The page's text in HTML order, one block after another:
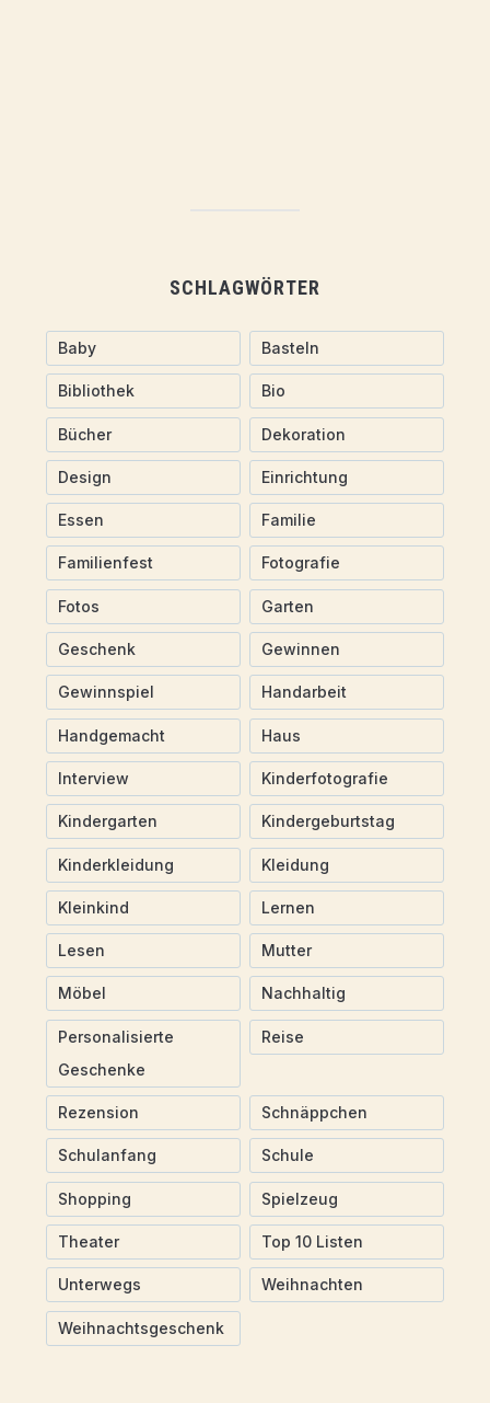
SCHLAGWÖRTER
Baby Basteln
Bibliothek Bio
Bücher Dekoration
Design Einrichtung
Essen Familie
Familienfest Fotografie
Fotos Garten
Geschenk Gewinnen
Gewinnspiel Handarbeit
Handgemacht Haus
Interview Kinderfotografie
Kindergarten Kindergeburtstag
Kinderkleidung Kleidung
Kleinkind Lernen
Lesen Mutter
Möbel Nachhaltig
Personalisierte
Geschenke
Reise
Rezension Schnäppchen
Schulanfang Schule
Shopping Spielzeug
Theater Top 10 Listen
Unterwegs Weihnachten
Weihnachtsgeschenk